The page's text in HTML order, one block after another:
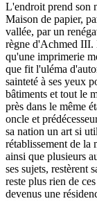
L'endroit prend son
Maison de papier,
vallée, par un
règne d'Achmed III.
qu'une imprimerie
que fit l'uléma
sainteté à ses yeux
bâtiments et tout le
près dans le même
oncle et
sa nation un art si
rétablissement de la
ainsi que plusieurs
ses sujets, restèrent
reste plus rien de
devenus une